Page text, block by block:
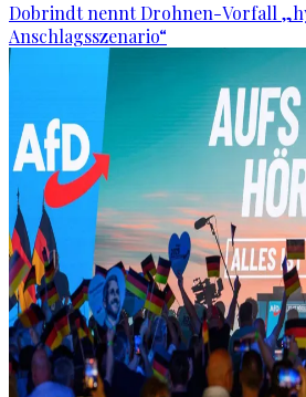
Dobrindt nennt Drohnen-Vorfall
Anschlagsszenario“